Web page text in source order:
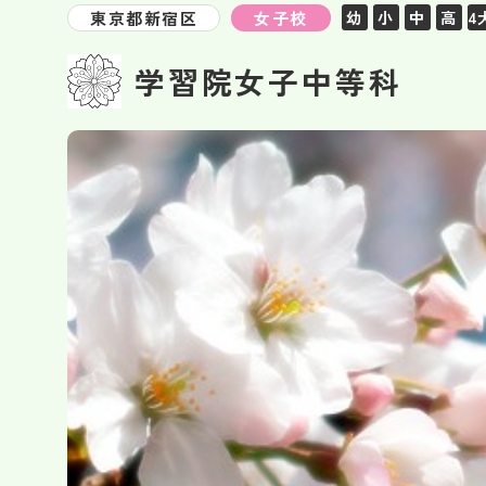
東京都新宿区 女子校 幼 小 中 高 4
学習院女子中等科